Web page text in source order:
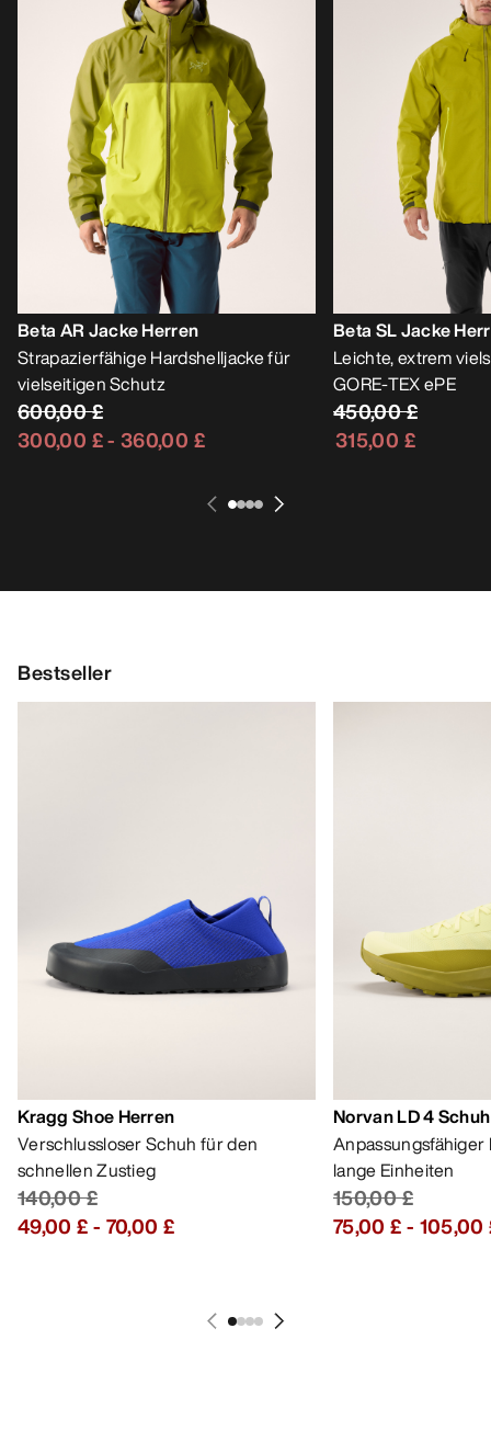
Beta AR Jacke Herren
Strapazierfähige Hardshelljacke für
vielseitigen Schutz
600,00 £
300,00 £- 360,00 £
Beta SL Jacke
Leichte, extrem
GORE-TEX ePE
450,00 £
315,00 £
Bestseller
Kragg Shoe Herren
Verschlussloser Schuh für den
schnellen Zustieg
140,00 £
49,00 £- 70,00 £
Norvan LD 4
lange Einheiten
150,00 £
75,00 £- 105,00